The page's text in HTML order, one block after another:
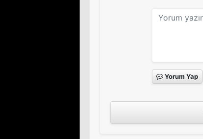
Yorum Yap